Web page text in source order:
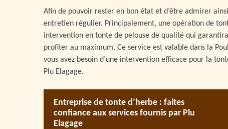
Afin de pouvoir rester en bon état et d’être admirer
entretien régulier. Principalement, une opération de
intervention en tonte de pelouse de qualité qui
profiter au maximum. Ce service est valable dans la
vous avez besoin d’une intervention efficace pour la
Plu Elagage.
Entreprise de tonte d’herbe : faites
confiance aux services fournis par Plu
Elagage